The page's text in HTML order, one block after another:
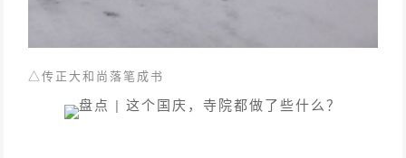
△传正大和尚落笔成书